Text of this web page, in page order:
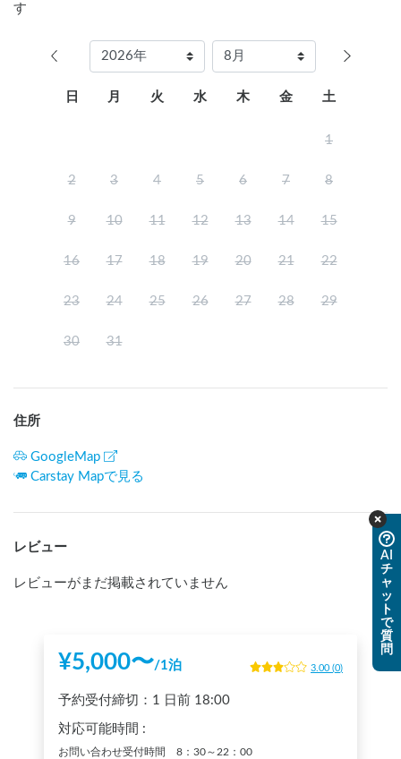
朝食：1,980円（7：00〜9：00 前日までに予約が必要）
が必要）
■館内の利用可能施設
売店利用可能時間：8:00～19:00
※夜間は警備員の呼び出しとなります。
関に備え付けのインターフォンにて夜間警備員をお呼びくだ
なお、時間によりましては警備員による玄関の開錠にお時間
ざいます。
す
日 月 火 水 木 金 土
1
2 3 4 5 6 7 8
9 10 11 12 13 14 15
16 17 18 19 20 21 22
23 24 25 26 27 28 29
30 31
住所
GoogleMap
Carstay Mapで見る
レビュー
レビューがまだ掲載されていません
¥5,000〜/1泊 3.00 (0)
予約受付締切： 1 日前 18:00
対応可能時間 :
お問い合わせ受付時間 8：30～22：00
AI
チ
ャ
ッ
ト
で
質
問